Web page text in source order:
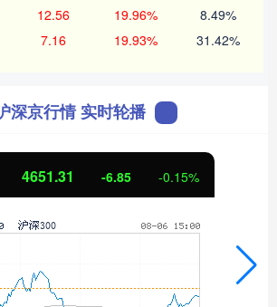
12.56 19.96% 8.49%
7.16 19.93% 31.42%
深京行情 实时轮播
4651.31 -6.85 -0.15%